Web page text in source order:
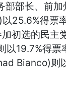
部部长、前
25.6%得票
初选的民主
以19.7%得票
Bianco)则